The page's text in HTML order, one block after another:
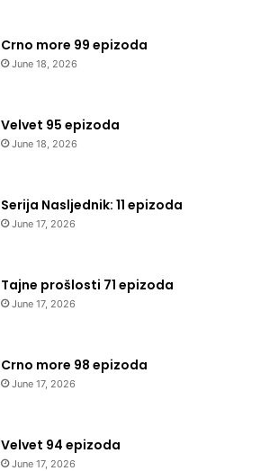
Crno more 99 epizoda
June 18, 2026
Velvet 95 epizoda
June 18, 2026
Serija Nasljednik: 11 epizoda
June 17, 2026
Tajne prošlosti 71 epizoda
June 17, 2026
Crno more 98 epizoda
June 17, 2026
Velvet 94 epizoda
June 17, 2026